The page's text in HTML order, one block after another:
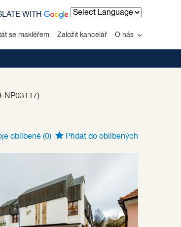
se makléřem Založit kancelář O nás
WITH
NP03117)
oblíbené (0) Přidat do oblíbených